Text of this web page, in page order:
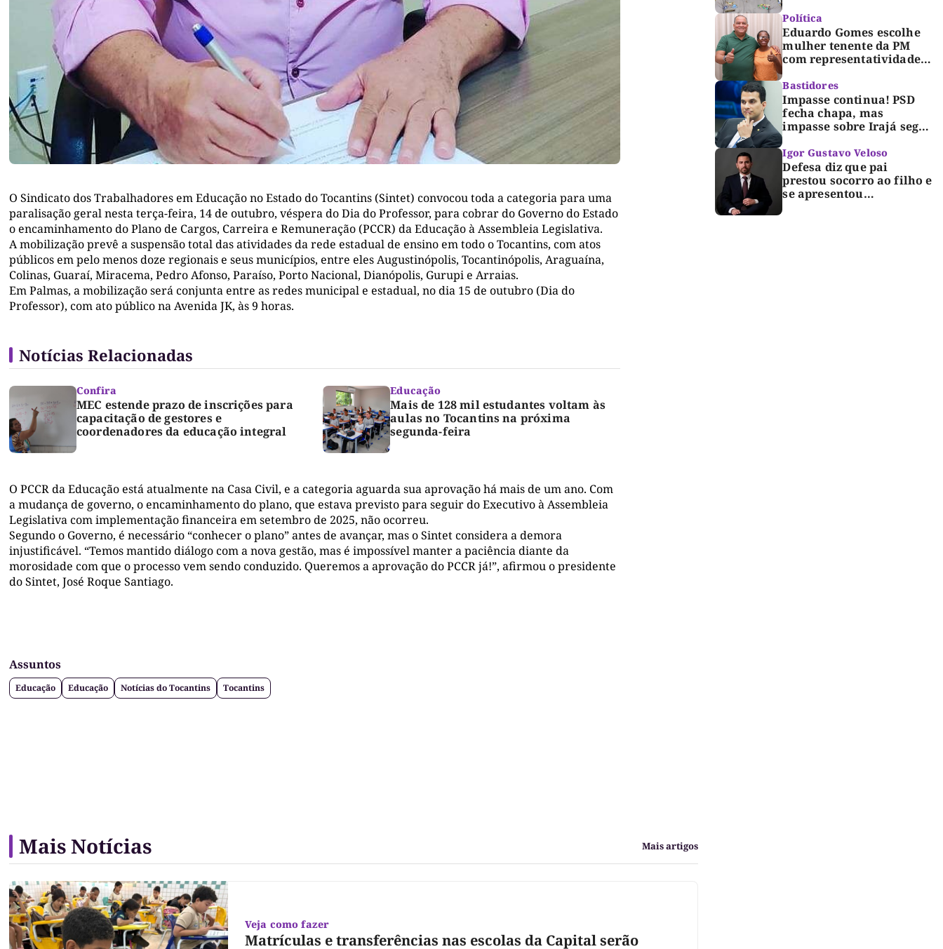
O Sindicato dos Trabalhadores em Educação no Estado do Tocantins (Sintet) convocou toda a categoria para uma
paralisação geral nesta terça-feira, 14 de outubro, véspera do Dia do Professor, para cobrar do Governo do Estado
o encaminhamento do Plano de Cargos, Carreira e Remuneração (PCCR) da Educação à Assembleia Legislativa.
A mobilização prevê a suspensão total das atividades da rede estadual de ensino em todo o Tocantins, com atos
públicos em pelo menos doze regionais e seus municípios, entre eles Augustinópolis, Tocantinópolis, Araguaína,
Colinas, Guaraí, Miracema, Pedro Afonso, Paraíso, Porto Nacional, Dianópolis, Gurupi e Arraias.
Em Palmas, a mobilização será conjunta entre as redes municipal e estadual, no dia 15 de outubro (Dia do
Professor), com ato público na Avenida JK, às 9 horas.
Notícias Relacionadas
Confira
MEC estende prazo de inscrições para
capacitação de gestores e
coordenadores da educação integral
Educação
Mais de 128 mil estudantes voltam às
aulas no Tocantins na próxima
segunda-feira
O PCCR da Educação está atualmente na Casa Civil, e a categoria aguarda sua aprovação há mais de um ano. Com
a mudança de governo, o encaminhamento do plano, que estava previsto para seguir do Executivo à Assembleia
Legislativa com implementação financeira em setembro de 2025, não ocorreu.
Segundo o Governo, é necessário “conhecer o plano” antes de avançar, mas o Sintet considera a demora
injustificável. “Temos mantido diálogo com a nova gestão, mas é impossível manter a paciência diante da
morosidade com que o processo vem sendo conduzido. Queremos a aprovação do PCCR já!”, afirmou o presidente
do Sintet, José Roque Santiago.
Assuntos
Educação Educação Notícias do Tocantins Tocantins
Dorinha
Política
Eduardo Gomes escolhe
mulher tenente da PM
com representatividade e
para compor segunda
suplência ao Senado
Bastidores
Impasse continua! PSD
fecha chapa, mas
impasse sobre Irajá segue
TRE; Laurez diz que nome
dele não foi homologado
Igor Gustavo Veloso
Defesa diz que pai
prestou socorro ao filho e
se apresentou
Mais Notícias Mais artigos
Veja como fazer
Matrículas e transferências nas escolas da Capital serão